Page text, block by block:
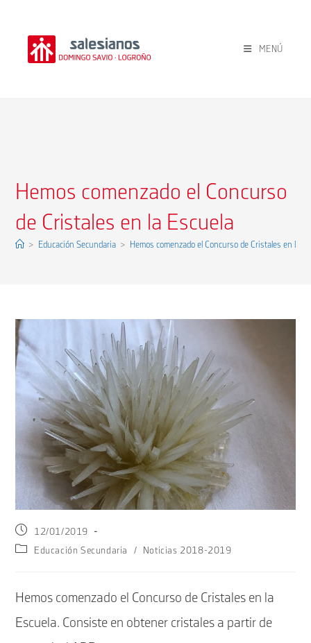
contenido
MENÚ
Hemos comenzado el Concurso
de Cristales en la Escuela
> Educación Secundaria > Hemos comenzado el Concurso de Cristales en la
Publicación
de
la
12/01/2019
CategoríaEducación Secundaria / Noticias 2018-2019
Hemos comenzado el Concurso de Cristales en la
Escuela. Consiste en obtener cristales a partir de